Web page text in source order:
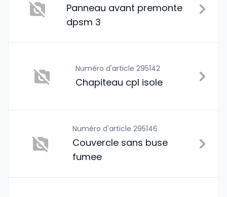
Panneau avant premonte
dpsm 3
Numéro d'article 295142
Chapiteau cpl isole
Numéro d'article 295146
Couvercle sans buse
fumee